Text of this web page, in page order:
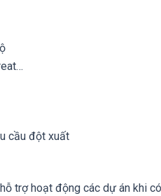
cầu đột xuất
trợ hoạt động các dự án khi